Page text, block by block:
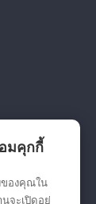
มคุกกี้
ของคุณใน
นจะเปิดอยู่